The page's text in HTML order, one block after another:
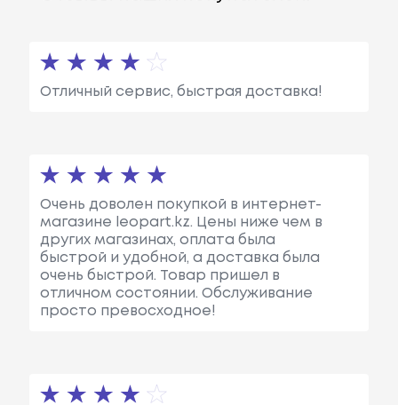
Отличный сервис, быстрая доставка!
Очень доволен покупкой в интернет-
магазине leopart.kz. Цены ниже чем в
других магазинах, оплата была
быстрой и удобной, а доставка была
очень быстрой. Товар пришел в
отличном состоянии. Обслуживание
просто превосходное!